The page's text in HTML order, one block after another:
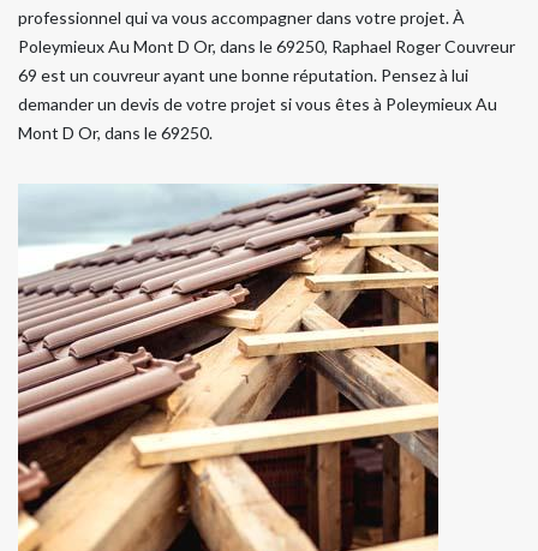
professionnel qui va vous accompagner dans votre projet. À
Poleymieux Au Mont D Or, dans le 69250, Raphael Roger Couvreur
69 est un couvreur ayant une bonne réputation. Pensez à lui
demander un devis de votre projet si vous êtes à Poleymieux Au
Mont D Or, dans le 69250.